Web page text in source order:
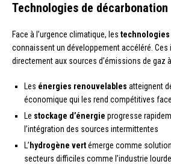
Technologies de décarbonation
Face à l’urgence climatique, les technologies
connaissent un développement accéléré. Ces
directement aux sources d’émissions de gaz
Les énergies renouvelables atteignent
économique qui les rend compétitives
Le stockage d’énergie progresse
l’intégration des sources intermittentes
L’ hydrogène vertémerge comme
secteurs difficiles comme l’industrie lourde